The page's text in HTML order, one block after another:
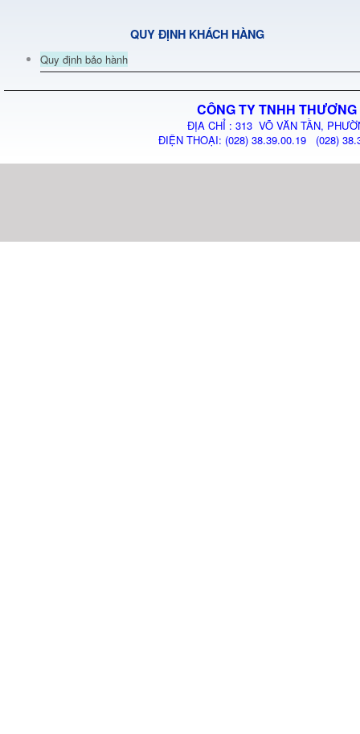
QUY ĐỊNH KHÁCH HÀNG
Quy định bảo hành
CÔNG TY TNHH
ĐỊA CHỈ : 313 VÕ VĂN TẦN,
ĐIỆN THOẠI: (028) 38.39.00.19 (028)